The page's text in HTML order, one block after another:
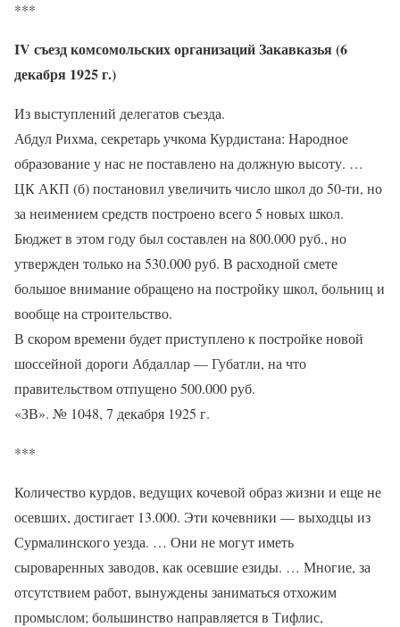
***
IV съезд комсомольских организаций Закавказья (6
декабря 1925 г.)
Из выступлений делегатов съезда.
Абдул Рихма, секретарь учкома Курдистана: Народное
образование у нас не поставлено на должную высоту. …
ЦК АКП (б) постановил увеличить число школ до 50-ти, но
за неимением средств построено всего 5 новых школ.
Бюджет в этом году был составлен на 800.000 руб., но
утвержден только на 530.000 руб. В расходной смете
большое внимание обращено на постройку школ, больниц и
вообще на строительство.
В скором времени будет приступлено к постройке новой
шоссейной дороги Абдаллар — Губатли, на что
правительством отпущено 500.000 руб.
«ЗВ». № 1048, 7 декабря 1925 г.
***
Количество курдов, ведущих кочевой образ жизни и еще не
осевших, достигает 13.000. Эти кочевники — выходцы из
Сурмалинского уезда. … Они не могут иметь
сыроваренных заводов, как осевшие езиды. … Многие, за
отсутствием работ, вынуждены заниматься отхожим
промыслом; большинство направляется в Тифлис,